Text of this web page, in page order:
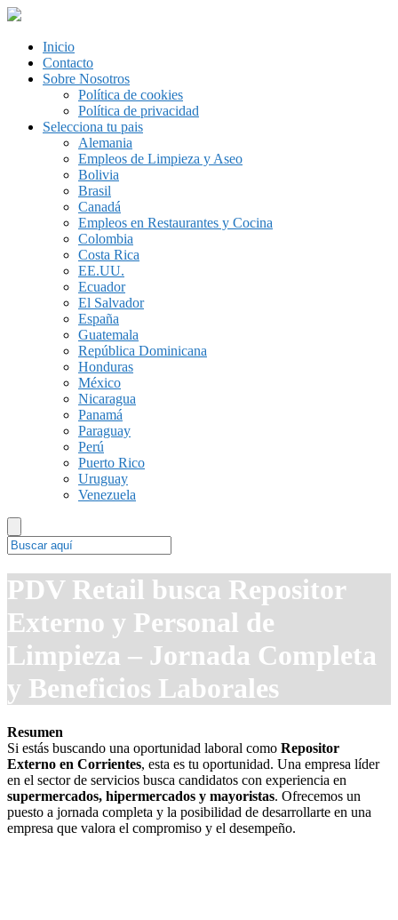
Inicio
Contacto
Sobre Nosotros
Política de cookies
Política de privacidad
Selecciona tu pais
Alemania
Empleos de Limpieza y Aseo
Bolivia
Brasil
Canadá
Empleos en Restaurantes y Cocina
Colombia
Costa Rica
EE.UU.
Ecuador
El Salvador
España
Guatemala
República Dominicana
Honduras
México
Nicaragua
Panamá
Paraguay
Perú
Puerto Rico
Uruguay
Venezuela
PDV Retail busca Repositor
Externo y Personal de
Limpieza – Jornada Completa
y Beneficios Laborales
Resumen
Si estás buscando una oportunidad laboral como Repositor
Externo en Corrientes, esta es tu oportunidad. Una empresa líder
en el sector de servicios busca candidatos con experiencia en
supermercados, hipermercados y mayoristas. Ofrecemos un
puesto a jornada completa y la posibilidad de desarrollarte en una
empresa que valora el compromiso y el desempeño.